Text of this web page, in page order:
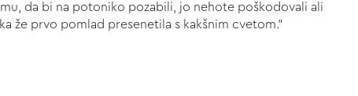
da bi na potoniko pozabili, jo nehote poškodovali ali
že prvo pomlad presenetila s kakšnim cvetom.”